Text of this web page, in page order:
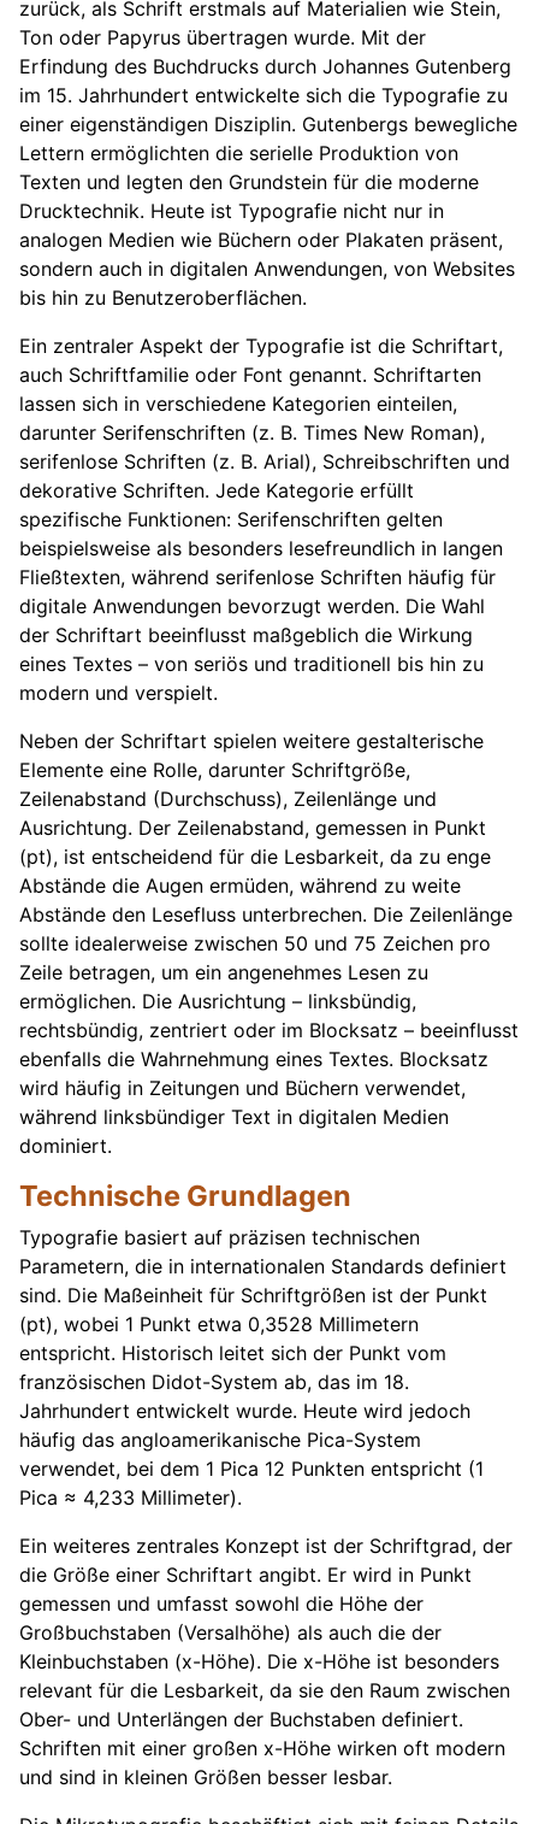
zurück, als Schrift erstmals auf Materialien wie Stein,
Ton oder Papyrus übertragen wurde. Mit der
Erfindung des Buchdrucks durch Johannes Gutenberg
im 15. Jahrhundert entwickelte sich die Typografie zu
einer eigenständigen Disziplin. Gutenbergs bewegliche
Lettern ermöglichten die serielle Produktion von
Texten und legten den Grundstein für die moderne
Drucktechnik. Heute ist Typografie nicht nur in
analogen Medien wie Büchern oder Plakaten präsent,
sondern auch in digitalen Anwendungen, von Websites
bis hin zu Benutzeroberflächen.
Ein zentraler Aspekt der Typografie ist die Schriftart,
auch Schriftfamilie oder Font genannt. Schriftarten
lassen sich in verschiedene Kategorien einteilen,
darunter Serifenschriften (z. B. Times New Roman),
serifenlose Schriften (z. B. Arial), Schreibschriften und
dekorative Schriften. Jede Kategorie erfüllt
spezifische Funktionen: Serifenschriften gelten
beispielsweise als besonders lesefreundlich in langen
Fließtexten, während serifenlose Schriften häufig für
digitale Anwendungen bevorzugt werden. Die Wahl
der Schriftart beeinflusst maßgeblich die Wirkung
eines Textes – von seriös und traditionell bis hin zu
modern und verspielt.
Neben der Schriftart spielen weitere gestalterische
Elemente eine Rolle, darunter Schriftgröße,
Zeilenabstand (Durchschuss), Zeilenlänge und
Ausrichtung. Der Zeilenabstand, gemessen in Punkt
(pt), ist entscheidend für die Lesbarkeit, da zu enge
Abstände die Augen ermüden, während zu weite
Abstände den Lesefluss unterbrechen. Die Zeilenlänge
sollte idealerweise zwischen 50 und 75 Zeichen pro
Zeile betragen, um ein angenehmes Lesen zu
ermöglichen. Die Ausrichtung – linksbündig,
rechtsbündig, zentriert oder im Blocksatz – beeinflusst
ebenfalls die Wahrnehmung eines Textes. Blocksatz
wird häufig in Zeitungen und Büchern verwendet,
während linksbündiger Text in digitalen Medien
dominiert.
Technische Grundlagen
Typografie basiert auf präzisen technischen
Parametern, die in internationalen Standards definiert
sind. Die Maßeinheit für Schriftgrößen ist der Punkt
(pt), wobei 1 Punkt etwa 0,3528 Millimetern
entspricht. Historisch leitet sich der Punkt vom
französischen Didot-System ab, das im 18.
Jahrhundert entwickelt wurde. Heute wird jedoch
häufig das angloamerikanische Pica-System
verwendet, bei dem 1 Pica 12 Punkten entspricht (1
Pica ≈ 4,233 Millimeter).
Ein weiteres zentrales Konzept ist der Schriftgrad, der
die Größe einer Schriftart angibt. Er wird in Punkt
gemessen und umfasst sowohl die Höhe der
Großbuchstaben (Versalhöhe) als auch die der
Kleinbuchstaben (x-Höhe). Die x-Höhe ist besonders
relevant für die Lesbarkeit, da sie den Raum zwischen
Ober- und Unterlängen der Buchstaben definiert.
Schriften mit einer großen x-Höhe wirken oft modern
und sind in kleinen Größen besser lesbar.